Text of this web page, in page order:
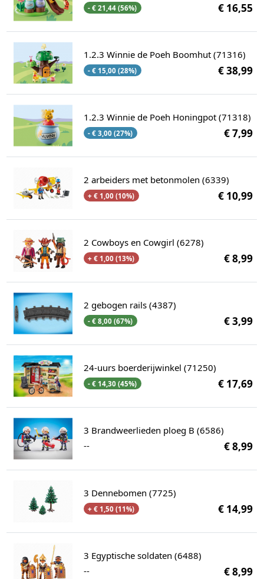
- € 21,44 (56%) € 16,55
1.2.3 Winnie de Poeh Boomhut (71316)
- € 15,00 (28%) € 38,99
1.2.3 Winnie de Poeh Honingpot (71318)
- € 3,00 (27%) € 7,99
2 arbeiders met betonmolen (6339)
+ € 1,00 (10%) € 10,99
2 Cowboys en Cowgirl (6278)
+ € 1,00 (13%) € 8,99
2 gebogen rails (4387)
- € 8,00 (67%) € 3,99
24-uurs boerderijwinkel (71250)
- € 14,30 (45%) € 17,69
3 Brandweerlieden ploeg B (6586)
--
€ 8,99
3 Dennebomen (7725)
+ € 1,50 (11%) € 14,99
3 Egyptische soldaten (6488)
--
€ 8,99